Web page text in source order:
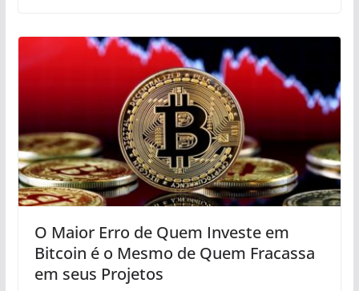
O Maior Erro de Quem Investe em
Bitcoin é o Mesmo de Quem Fracassa
em seus Projetos